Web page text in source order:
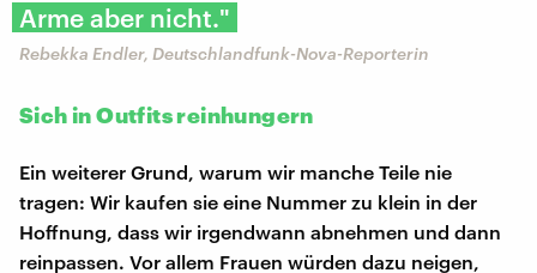
Arme aber nicht."
Rebekka Endler, Deutschlandfunk-Nova-Reporterin
Sich in Outfits reinhungern
Ein weiterer Grund, warum wir manche Teile nie
tragen: Wir kaufen sie eine Nummer zu klein in der
Hoffnung, dass wir irgendwann abnehmen und dann
reinpassen. Vor allem Frauen würden dazu neigen,